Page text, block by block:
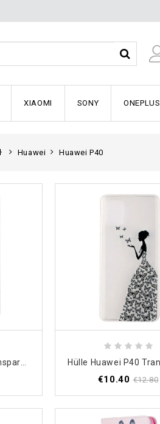
XIAOMI SONY ONEPLUS
Huawei Huawei P40
€10.40 €12.80